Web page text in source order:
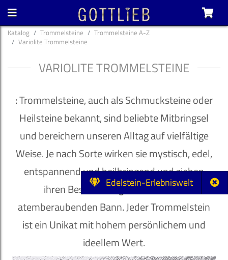
Edelstein-Erlebniswelt
Katalog Trommelsteine
Trommelsteine A-Z
Variolite Trommelsteine
VARIOLITE TROMMELSTEINE
: Trommelsteine, auch als Schmucksteine oder
Heilsteine bekannt, sind beliebte Mitbringsel
und bereichern unseren Alltag auf vielfältige
Weise. Je nach Sorte wirken sie mystisch, edel,
entspannend und heilbringend und ziehen
ihren Besitzer umgehend in ihren
atemberaubenden Bann. Jeder Trommelstein
ist ein Unikat mit hohem persönlichem und
ideellem Wert.